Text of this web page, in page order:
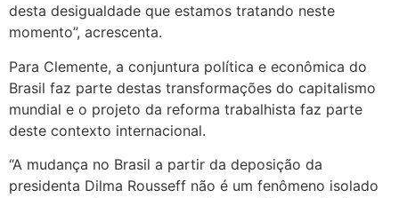
desta desigualdade que estamos tratando neste
momento”, acrescenta.
Para Clemente, a conjuntura política e econômica do
Brasil faz parte destas transformações do capitalismo
mundial e o projeto da reforma trabalhista faz parte
deste contexto internacional.
“A mudança no Brasil a partir da deposição da
presidenta Dilma Rousseff não é um fenômeno isolado